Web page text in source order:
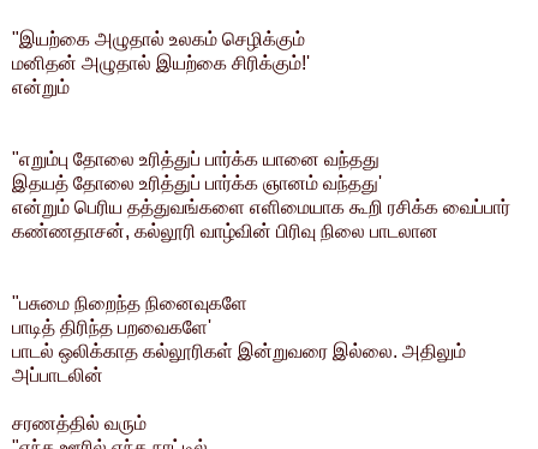
"இயற்கை அழுதால் உலகம் செழிக்கும்
மனிதன் அழுதால் இயற்கை சிரிக்கும்!'
என்றும்
"எறும்பு தோலை உரித்துப் பார்க்க யானை வந்தது
இதயத் தோலை உரித்துப் பார்க்க ஞானம் வந்தது'
என்றும் பெரிய தத்துவங்களை எளிமையாக கூறி ரசிக்க வைப்பார்
கண்ணதாசன், கல்லூரி வாழ்வின் பிரிவு நிலை பாடலான
"பசுமை நிறைந்த நினைவுகளே
பாடித் திரிந்த பறவைகளே'
பாடல் ஒலிக்காத கல்லூரிகள் இன்றுவரை இல்லை. அதிலும்
அப்பாடலின்
சரணத்தில் வரும்